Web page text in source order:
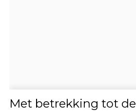
Met betrekking tot